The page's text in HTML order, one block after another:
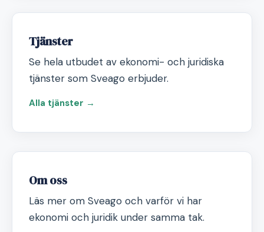
Tjänster
Se hela utbudet av ekonomi- och juridiska
tjänster som Sveago erbjuder.
Alla tjänster →
Om oss
Läs mer om Sveago och varför vi har
ekonomi och juridik under samma tak.